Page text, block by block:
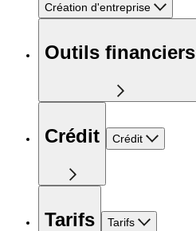
Création d'entreprise
Outils financiers
Crédit Crédit
Tarifs Tarifs